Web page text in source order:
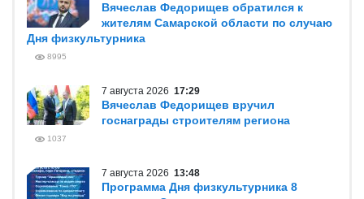
Вячеслав Федорищев обратился к
жителям Самарской области по случаю
Дня физкультурника
8995
7 августа 2026 17:29
Вячеслав Федорищев вручил
госнаграды строителям региона
1037
7 августа 2026 13:48
Программа Дня физкультурника 8